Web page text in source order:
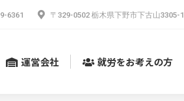
6361 〒329-0502 栃木県下野市下古山3305-1
運営会社 就労をお考えの方